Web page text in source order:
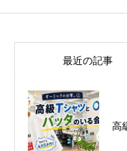
最近の記事
高
た